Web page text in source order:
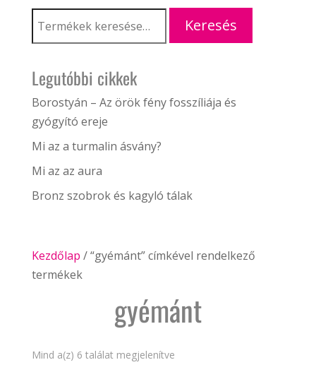
Kezdőlap / “gyémánt” címkével rendelkező
termékek
gyémánt
Mind a(z) 6 találat megjelenítveSorted
Keresés
következőre:
Keresés
Legutóbbi cikkek
Borostyán – Az örök fény fosszíliája és
gyógyító ereje
Mi az a turmalin ásvány?
Mi az az aura
Bronz szobrok és kagyló tálak